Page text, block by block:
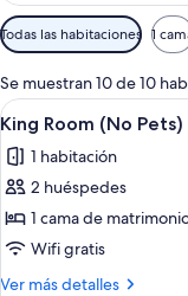
Filtros
disponibles
para
las
habitaciones
Todas las habitaciones 1
Se muestran 10 de 10
Abrir
todas
las
fotos
de
King
Room
5
King Room (No Pets)
1 habitación
2 huéspedes
1 cama de
Wifi gratis
Ver más detalles
Más